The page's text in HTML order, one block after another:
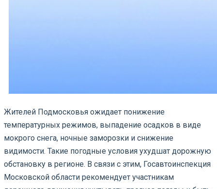
Жителей Подмосковья ожидает понижение
температурных режимов, выпадение осадков в виде
мокрого снега, ночные заморозки и снижение
видимости. Такие погодные условия ухудшат дорожную
обстановку в регионе. В связи с этим, Госавтоинспекция
Московской области рекомендует участникам